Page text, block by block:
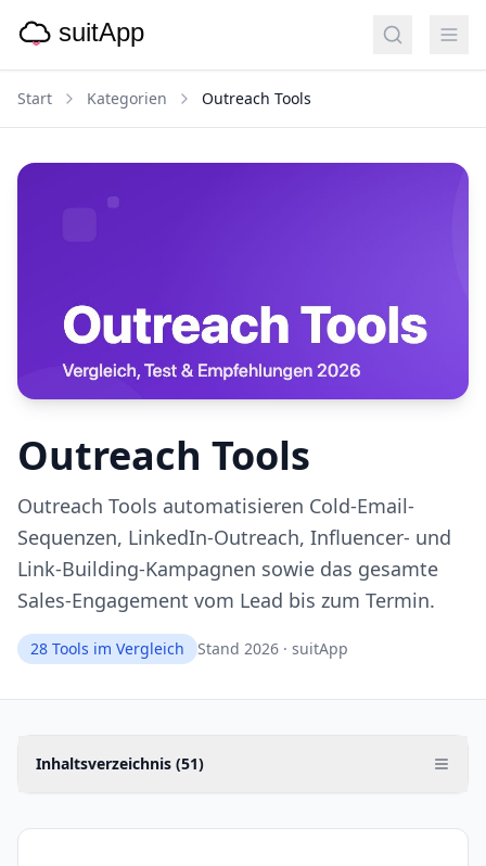
Start Kategorien Outreach Tools
Outreach Tools
Outreach Tools automatisieren Cold-Email-
Sequenzen, LinkedIn-Outreach, Influencer- und
Link-Building-Kampagnen sowie das gesamte
Sales-Engagement vom Lead bis zum Termin.
28 Tools im Vergleich Stand 2026 · suitApp
Inhaltsverzeichnis (51)